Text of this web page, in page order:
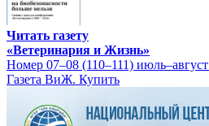
Читать газету
«Ветеринария и Жизнь»
Номер 07–08 (110–111)
Газета ВиЖ. Купить